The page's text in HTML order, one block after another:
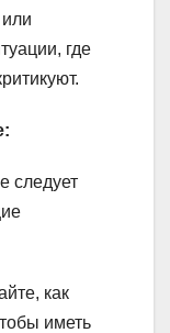
где
следует
как
иметь